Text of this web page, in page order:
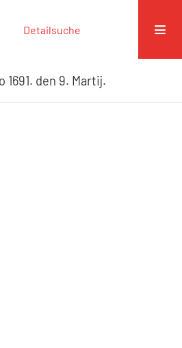
Detailsuche
1691. den 9. Martij.